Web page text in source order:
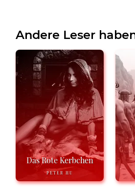
Andere Leser
Das Rote Kerbchen
PETER HU